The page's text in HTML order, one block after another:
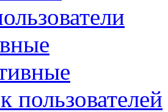
пользователей